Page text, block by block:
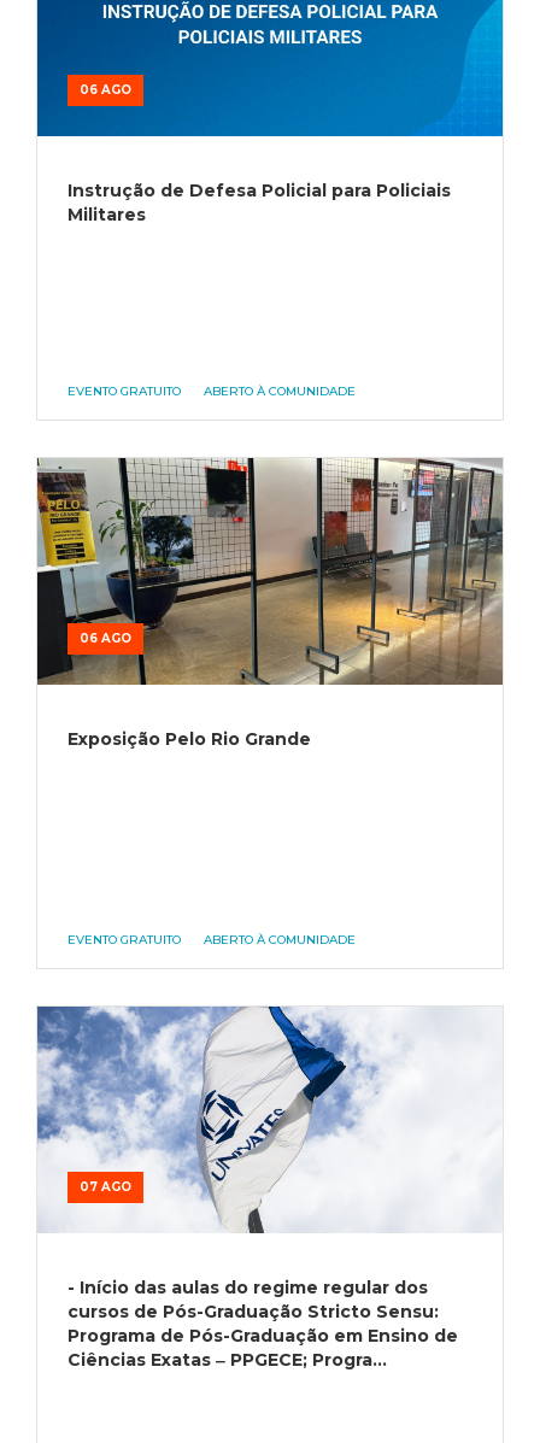
06 AGO
Instrução de Defesa Policial para Policiais
Militares
EVENTO GRATUITO ABERTO À COMUNIDADE
06 AGO
Exposição Pelo Rio Grande
EVENTO GRATUITO ABERTO À COMUNIDADE
07 AGO
- Início das aulas do regime regular dos
cursos de Pós-Graduação Stricto Sensu:
Programa de Pós-Graduação em Ensino de
Ciências Exatas ‒ PPGECE; Progra...